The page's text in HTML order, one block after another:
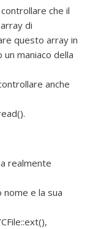
che il
di
questo array in
maniaco della
anche
realmente
e la sua